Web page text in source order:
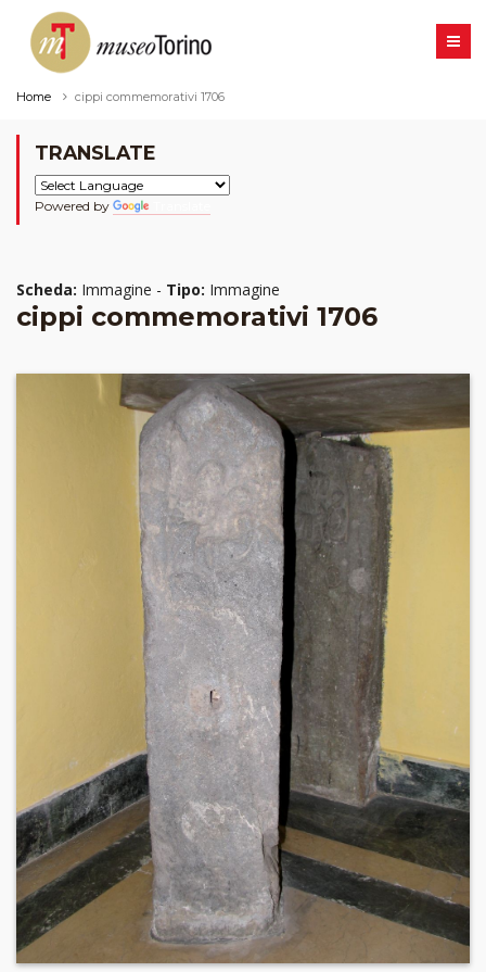
Home cippi commemorativi 1706
TRANSLATE
Powered by
Scheda: Immagine - Tipo: Immagine
cippi commemorativi 1706